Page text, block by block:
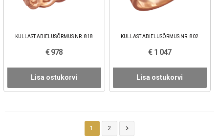
KULLAST ABIELUSÕRMUS NR. 818
€ 978
Lisa ostukorvi
KULLAST ABIELUSÕRMUS NR. 802
€ 1 047
Lisa ostukorvi
1 2 